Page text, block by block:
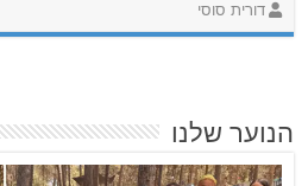
דורית סוסי
הנוער שלנו